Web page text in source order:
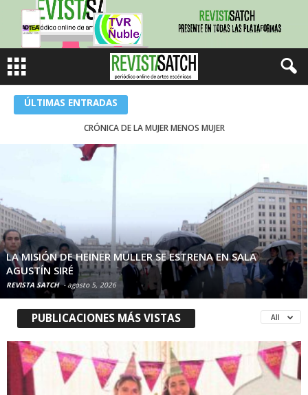
ÚLTIMAS ENTRADAS
CRÓNICA DE LA MUJER MENOS MUJER
LA MISIÓN DE HEINER MÜLLER SE ESTRENA EN SALA
AGUSTÍN SIRÉ
REVISTA SATCH - agosto 5, 2026
PUBLICACIONES MÁS VISTAS All